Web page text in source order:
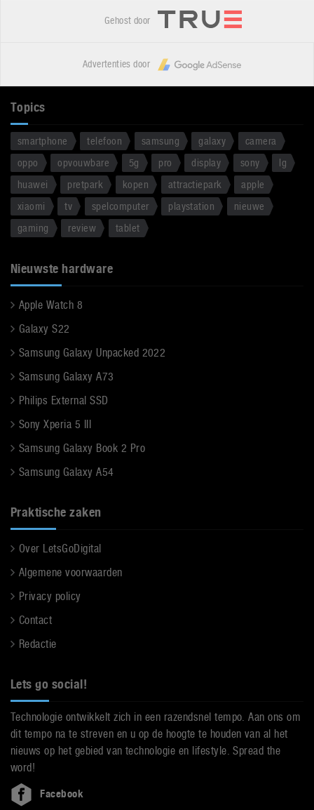
Gehost door
Advertenties door
Topics
smartphone telefoon samsung galaxy
camera
oppo
opvouwbare 5g pro display sony
lg
huawei
pretpark kopen attractiepark
apple
xiaomi
tv spelcomputer playstation
nieuwe
gaming
review tablet
Nieuwste hardware
Apple Watch 8
Galaxy S22
Samsung Galaxy Unpacked 2022
Samsung Galaxy A73
Philips External SSD
Sony Xperia 5 III
Samsung Galaxy Book 2 Pro
Samsung Galaxy A54
Praktische zaken
Over LetsGoDigital
Algemene voorwaarden
Privacy policy
Contact
Redactie
Lets go social!
Technologie ontwikkelt zich in een razendsnel tempo. Aan ons om
dit tempo na te streven en u op de hoogte te houden van al het
nieuws op het gebied van technologie en lifestyle. Spread the
word!
Facebook